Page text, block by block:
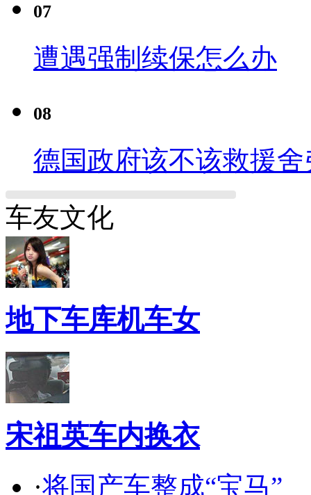
07
遭遇强制续保怎么办
08
德国政府该不该救援舍
车友文化
地下车库机车女
宋祖英车内换衣
·将国产车整成“宝马”